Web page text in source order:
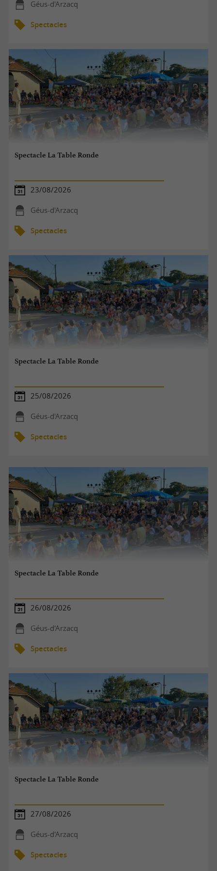
Géus-d'Arzacq
Spectacles
Spectacle La Table Ronde
23/08/2026
Géus-d'Arzacq
Spectacles
Spectacle La Table Ronde
25/08/2026
Géus-d'Arzacq
Spectacles
Spectacle La Table Ronde
26/08/2026
Géus-d'Arzacq
Spectacles
Spectacle La Table Ronde
27/08/2026
Géus-d'Arzacq
Spectacles